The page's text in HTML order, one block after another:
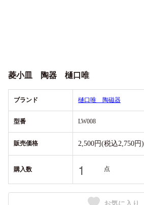
菱小皿 陶器 樋口唯
ブランド 樋口唯 陶磁器
型番 LW008
販売価格 2,500円(税込2,750円)
購入数 点
お気に入り